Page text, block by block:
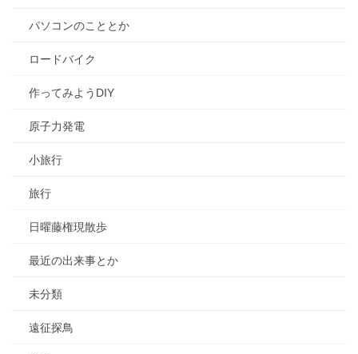
パソコンのこととか
ロードバイク
作ってみようDIY
原子力発電
小旅行
旅行
日曜藤権現散歩
最近の出来事とか
未分類
遠征探鳥